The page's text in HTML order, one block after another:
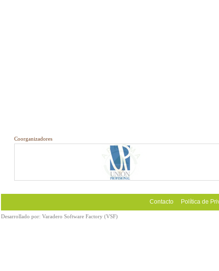
Coorganizadores
Contacto Política de
Desarrollado por: Varadero Software Factory (VSF)